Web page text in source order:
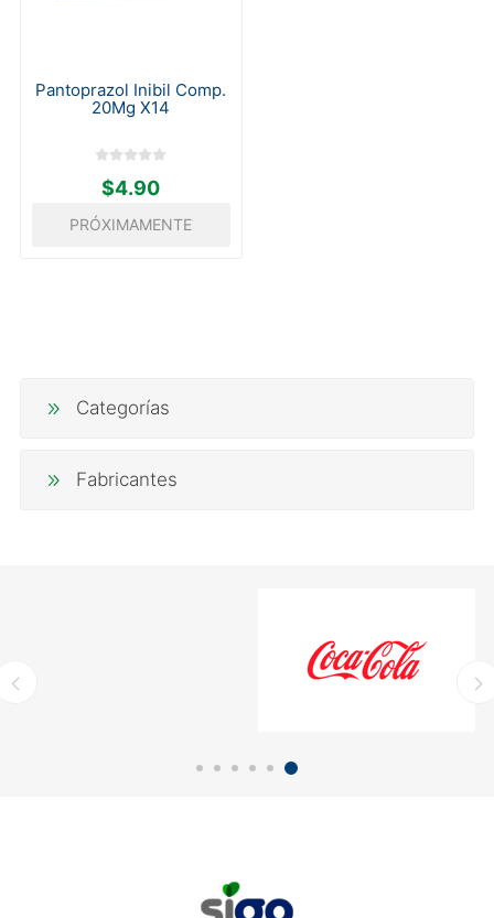
Pantoprazol Inibil Comp.
20Mg X14
$4.90
PRÓXIMAMENTE
Categorías
Fabricantes